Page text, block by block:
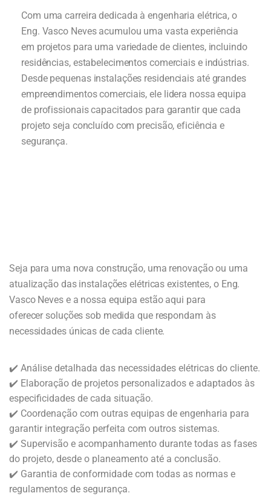
Com uma carreira dedicada à engenharia elétrica, o
Eng. Vasco Neves acumulou uma vasta experiência
em projetos para uma variedade de clientes, incluindo
residências, estabelecimentos comerciais e indústrias.
Desde pequenas instalações residenciais até grandes
empreendimentos comerciais, ele lidera nossa equipa
de profissionais capacitados para garantir que cada
projeto seja concluído com precisão, eficiência e
segurança.
Seja para uma nova construção, uma renovação ou uma
atualização das instalações elétricas existentes, o Eng.
Vasco Neves e a nossa equipa estão aqui para
oferecer soluções sob medida que respondam às
necessidades únicas de cada cliente.
✔️ Análise detalhada das necessidades elétricas do cliente.
✔️ Elaboração de projetos personalizados e adaptados às
especificidades de cada situação.
✔️ Coordenação com outras equipas de engenharia para
garantir integração perfeita com outros sistemas.
✔️ Supervisão e acompanhamento durante todas as fases
do projeto, desde o planeamento até a conclusão.
✔️ Garantia de conformidade com todas as normas e
regulamentos de segurança.